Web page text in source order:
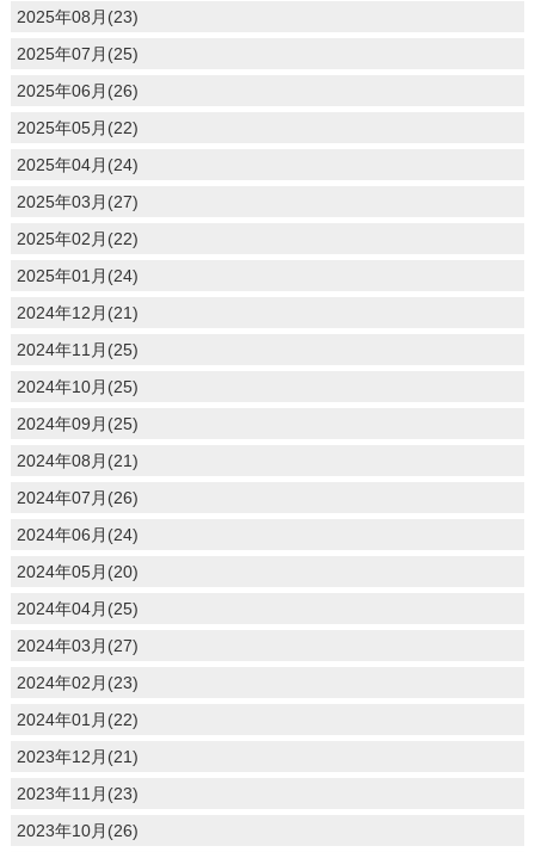
2025年08月(23)
2025年07月(25)
2025年06月(26)
2025年05月(22)
2025年04月(24)
2025年03月(27)
2025年02月(22)
2025年01月(24)
2024年12月(21)
2024年11月(25)
2024年10月(25)
2024年09月(25)
2024年08月(21)
2024年07月(26)
2024年06月(24)
2024年05月(20)
2024年04月(25)
2024年03月(27)
2024年02月(23)
2024年01月(22)
2023年12月(21)
2023年11月(23)
2023年10月(26)